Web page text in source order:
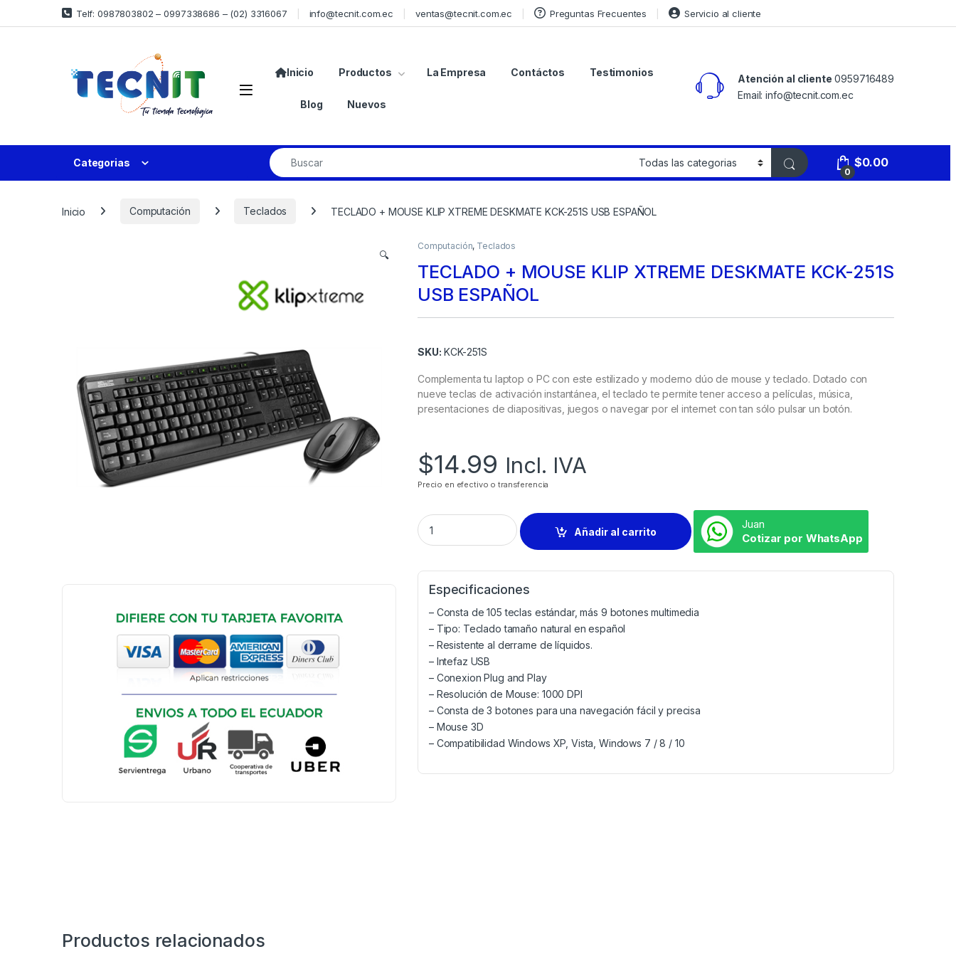
Telf: 0987803802 – 0997338686 – (02) 3316067 info@tecnit.com.ec ventas@tecnit.com.ec Preguntas Frecuentes Servicio al cliente
Inicio Productos La Empresa Contáctos Testimonios
Blog Nuevos
Atención al cliente 0959716489
Email: info@tecnit.com.ec
Categorias
0
$0.00
Inicio Computación Teclados TECLADO + MOUSE KLIP XTREME DESKMATE KCK-251S USB ESPAÑOL
🔍
Computación, Teclados
TECLADO + MOUSE KLIP XTREME DESKMATE KCK-251S
USB ESPAÑOL
SKU: KCK-251S
Complementa tu laptop o PC con este estilizado y moderno dúo de mouse y teclado. Dotado con
nueve teclas de activación instantánea, el teclado te permite tener acceso a películas, música,
presentaciones de diapositivas, juegos o navegar por el internet con tan sólo pulsar un botón.
$14.99 Incl. IVA
Precio en efectivo o transferencia
Añadir al carrito
Juan
Cotizar por WhatsApp
Especificaciones
– Consta de 105 teclas estándar, más 9 botones multimedia
– Tipo: Teclado tamaño natural en español
– Resistente al derrame de líquidos.
– Intefaz USB
– Conexion Plug and Play
– Resolución de Mouse: 1000 DPI
– Consta de 3 botones para una navegación fácil y precisa
– Mouse 3D
– Compatibilidad Windows XP, Vista, Windows 7 / 8 / 10
Productos relacionados